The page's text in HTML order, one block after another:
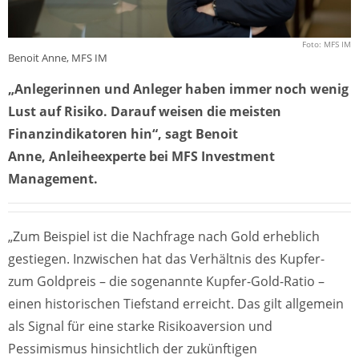
Foto: MFS IM
Benoit Anne, MFS IM
„Anlegerinnen und Anleger haben immer noch wenig
Lust auf Risiko. Darauf weisen die meisten
Finanzindikatoren hin“, sagt Benoit
Anne, Anleiheexperte bei MFS Investment
Management.
„Zum Beispiel ist die Nachfrage nach Gold erheblich
gestiegen. Inzwischen hat das Verhältnis des Kupfer-
zum Goldpreis – die sogenannte Kupfer-Gold-Ratio –
einen historischen Tiefstand erreicht. Das gilt allgemein
als Signal für eine starke Risikoaversion und
Pessimismus hinsichtlich der zukünftigen